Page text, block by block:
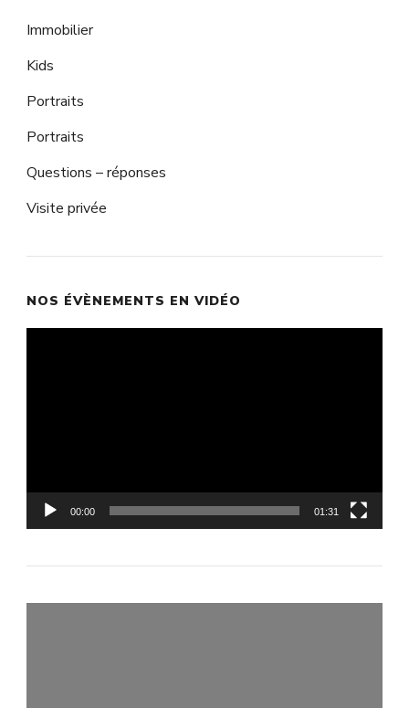
Immobilier
Kids
Portraits
Portraits
Questions – réponses
Visite privée
NOS ÉVÈNEMENTS EN VIDÉO
00:00 01:31